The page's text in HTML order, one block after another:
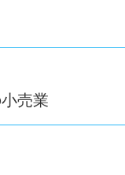
時間勤務
円（8:00～
円（8:00～
売業